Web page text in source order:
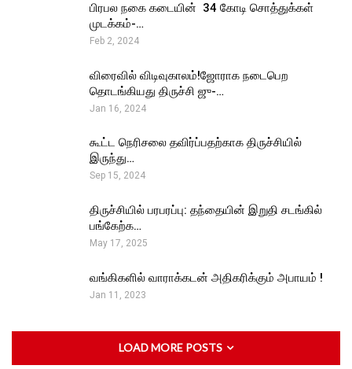
பிரபல நகை கடையின் ₹ 34 கோடி சொத்துக்கள்
முடக்கம்-…
Feb 2, 2024
விரைவில் விடிவுகாலம்!ஜோராக நடைபெற
தொடங்கியது திருச்சி ஜு-…
Jan 16, 2024
கூட்ட நெரிசலை தவிர்ப்பதற்காக திருச்சியில்
இருந்து…
Sep 15, 2024
திருச்சியில் பரபரப்பு: தந்தையின் இறுதி சடங்கில்
பங்கேற்க…
May 17, 2025
வங்கிகளில் வாராக்கடன் அதிகரிக்கும் அபாயம் !
Jan 11, 2023
LOAD MORE POSTS